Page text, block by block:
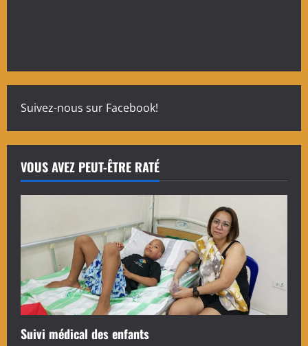
Suivez-nous sur Facebook!
VOUS AVEZ PEUT-ÊTRE RATÉ
Suivi médical des enfants